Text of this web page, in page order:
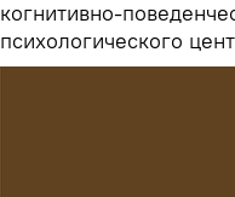
когнитивно-
психологического